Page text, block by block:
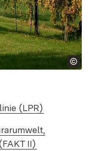
(LPR)
II)